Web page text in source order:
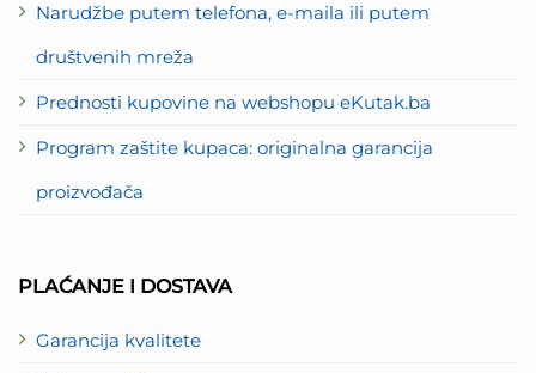
Narudžbe putem telefona, e-maila ili putem
društvenih mreža
Prednosti kupovine na webshopu eKutak.ba
Program zaštite kupaca: originalna garancija
proizvođača
PLAĆANJE I DOSTAVA
Garancija kvalitete